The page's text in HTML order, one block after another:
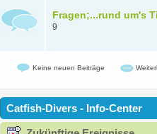
Fragen;...rund um's
9
Keine neuen Beiträge
Catfish-Divers - Info-Center